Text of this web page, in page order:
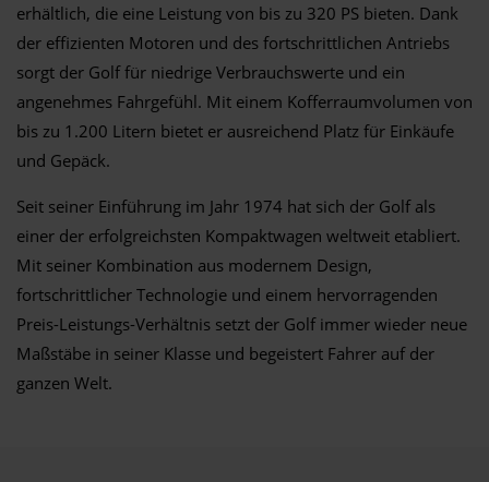
erhältlich, die eine Leistung von bis zu 320 PS bieten. Dank
der effizienten Motoren und des fortschrittlichen Antriebs
sorgt der Golf für niedrige Verbrauchswerte und ein
angenehmes Fahrgefühl. Mit einem Kofferraumvolumen von
bis zu 1.200 Litern bietet er ausreichend Platz für Einkäufe
und Gepäck.
Seit seiner Einführung im Jahr 1974 hat sich der Golf als
einer der erfolgreichsten Kompaktwagen weltweit etabliert.
Mit seiner Kombination aus modernem Design,
fortschrittlicher Technologie und einem hervorragenden
Preis-Leistungs-Verhältnis setzt der Golf immer wieder neue
Maßstäbe in seiner Klasse und begeistert Fahrer auf der
ganzen Welt.